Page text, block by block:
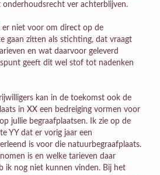
onderhoudsrecht ver achterblijven.
er niet voor om direct op de
gaan zitten als stichting, dat vraagt
en wat daarvoor geleverd
geeft dit wel stof tot nadenken
kan in de toekomst ook de
in XX een bedreiging vormen voor
jullie begraafplaatsen. Ik zie op de
YY dat er vorig jaar een
is voor die natuurbegraafplaats.
is en welke tarieven daar
ik nog niet kunnen vinden. Bij het